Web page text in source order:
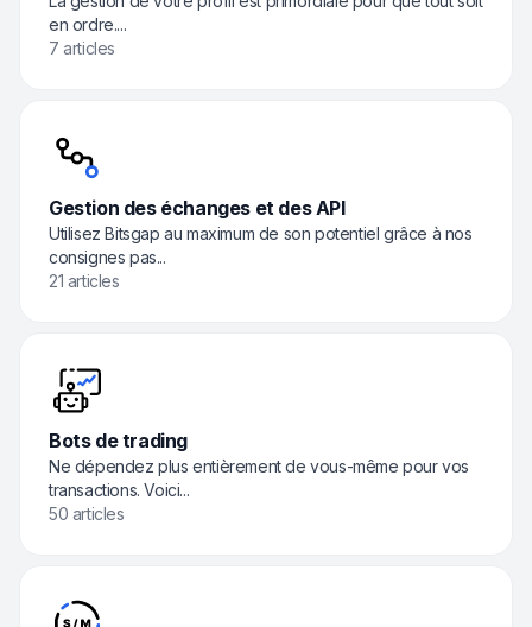
en ordre....
7 articles
Gestion des échanges et des API
Utilisez Bitsgap au maximum de son potentiel grâce à nos
consignes pas...
21 articles
Bots de trading
Ne dépendez plus entièrement de vous-même pour vos
transactions. Voici...
50 articles